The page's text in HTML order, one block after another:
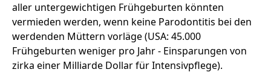
aller untergewichtigen Frühgeburten könnten
vermieden werden, wenn keine Parodontitis bei den
werdenden Müttern vorläge (USA: 45.000
Frühgeburten weniger pro Jahr - Einsparungen von
zirka einer Milliarde Dollar für Intensivpflege).